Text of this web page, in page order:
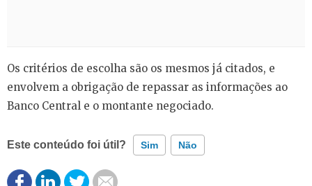
Os critérios de escolha são os mesmos já citados, e
envolvem a obrigação de repassar as informações ao
Banco Central e o montante negociado.
Este conteúdo foi útil? Sim Não